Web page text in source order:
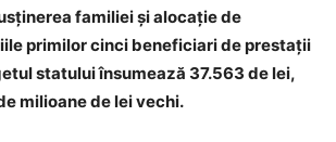
familiei și alocație de
primilor cinci beneficiari de prestaţii
statului însumează 37.563 de lei,
milioane de lei vechi.